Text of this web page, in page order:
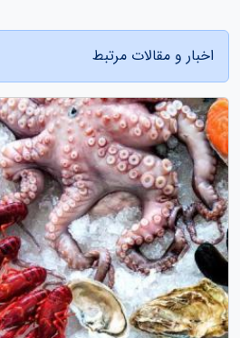
اخبار و مقالات مرتبط